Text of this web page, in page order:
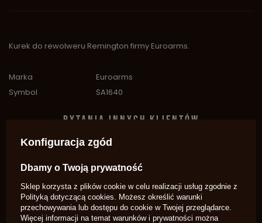
Kurek do rewolweru Remington firmy Euroarms.
Marka
Euroarms
Symbol
SA1640
PYTANIA INNYCH KLIENTÓW
"Witam! kurek do .36 i .44 jest taki sam? "
Potrzebujesz pomocy? Masz pytania?
Zadaj pytanie a my odpowiemy
niezwłocznie, najciekawsze pytania i
odpowiedzi publikując dla innych.
Zadaj pytanie
Konfiguracja zgód
Dbamy o Twoją prywatność
Sklep korzysta z plików cookie w celu realizacji usług zgodnie z
Polityką dotyczącą cookies . Możesz określić warunki
przechowywania lub dostępu do cookie w Twojej przeglądarce.
Więcej informacji na temat warunków i prywatności można